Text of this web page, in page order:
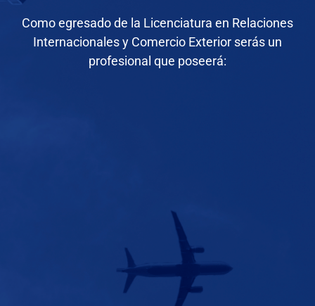
Como egresado de la Licenciatura en Relaciones
Internacionales y Comercio Exterior serás un
profesional que poseerá: